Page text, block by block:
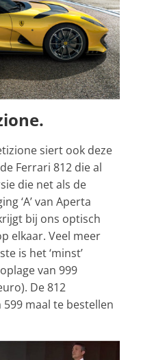
siert ook deze
Ferrari 812 die al
die net als de
‘A’ van Aperta
bij ons optisch
elkaar. Veel meer
is het ‘minst’
van 999
De 812
maal te bestellen